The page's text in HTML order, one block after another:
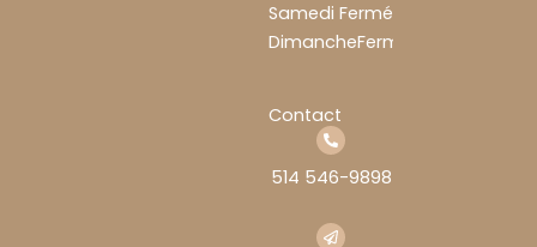
Samedi Fermé
DimancheFermé
Contact
514 546-9898